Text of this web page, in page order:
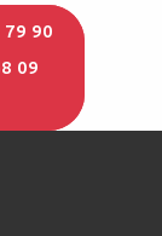
79 90
09